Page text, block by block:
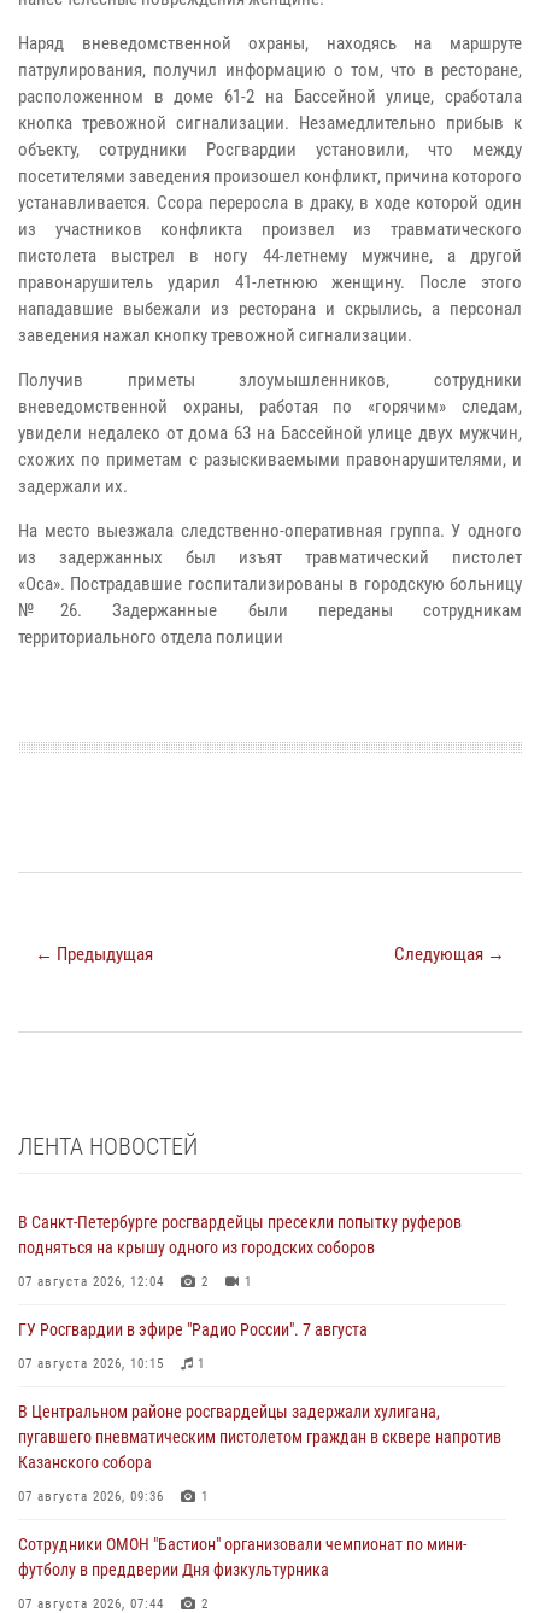
Наряд вневедомственной охраны, находясь на маршруте
патрулирования, получил информацию о том, что в ресторане,
расположенном в доме 61-2 на Бассейной улице, сработала
кнопка тревожной сигнализации. Незамедлительно прибыв к
объекту, сотрудники Росгвардии установили, что между
посетителями заведения произошел конфликт, причина которого
устанавливается. Ссора переросла в драку, в ходе которой один
из участников конфликта произвел из травматического
пистолета выстрел в ногу 44-летнему мужчине, а другой
правонарушитель ударил 41-летнюю женщину. После этого
нападавшие выбежали из ресторана и скрылись, а персонал
заведения нажал кнопку тревожной сигнализации.
Получив приметы злоумышленников, сотрудники
вневедомственной охраны, работая по «горячим» следам,
увидели недалеко от дома 63 на Бассейной улице двух мужчин,
схожих по приметам с разыскиваемыми правонарушителями, и
задержали их.
На место выезжала следственно-оперативная группа. У одного
из задержанных был изъят травматический пистолет
«Оса». Пострадавшие госпитализированы в городскую больницу
№26. Задержанные были переданы сотрудникам
территориального отдела полиции
← Предыдущая Следующая →
ЛЕНТА НОВОСТЕЙ
В Санкт-Петербурге росгвардейцы пресекли попытку руферов
подняться на крышу одного из городских соборов
07 августа 2026, 12:04 2 1
ГУ Росгвардии в эфире "Радио России". 7 августа
07 августа 2026, 10:15 1
В Центральном районе росгвардейцы задержали хулигана,
пугавшего пневматическим пистолетом граждан в сквере напротив
Казанского собора
07 августа 2026, 09:36 1
Сотрудники ОМОН "Бастион" организовали чемпионат по мини-
футболу в преддверии Дня физкультурника
07 августа 2026, 07:44 2